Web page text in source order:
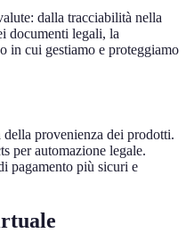
dalla tracciabilità nella
documenti legali, la
in cui gestiamo e proteggiamo
della provenienza dei prodotti.
per automazione legale.
pagamento più sicuri e